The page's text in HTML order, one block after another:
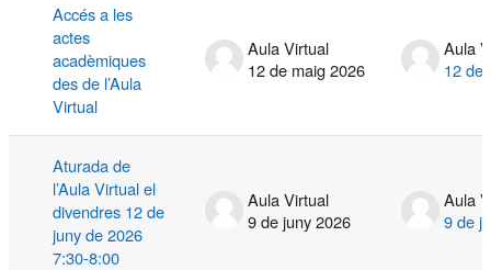
Accés a les
actes
acadèmiques
des de l’Aula
Virtual
Aula Virtual
12 de maig 2026
Aula
12 de
Aturada de
l’Aula Virtual el
divendres 12 de
juny de 2026
7:30-8:00
Aula Virtual
9 de juny 2026
Aula
9 de